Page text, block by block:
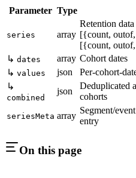
Parameter Type
series array
Retention
[{count,
[{count,
↳ dates array Cohort dates
↳ values json
Per-cohort-
↳
combined
json
Deduplicated
cohorts
seriesMeta array
Segment/
entry
On this page